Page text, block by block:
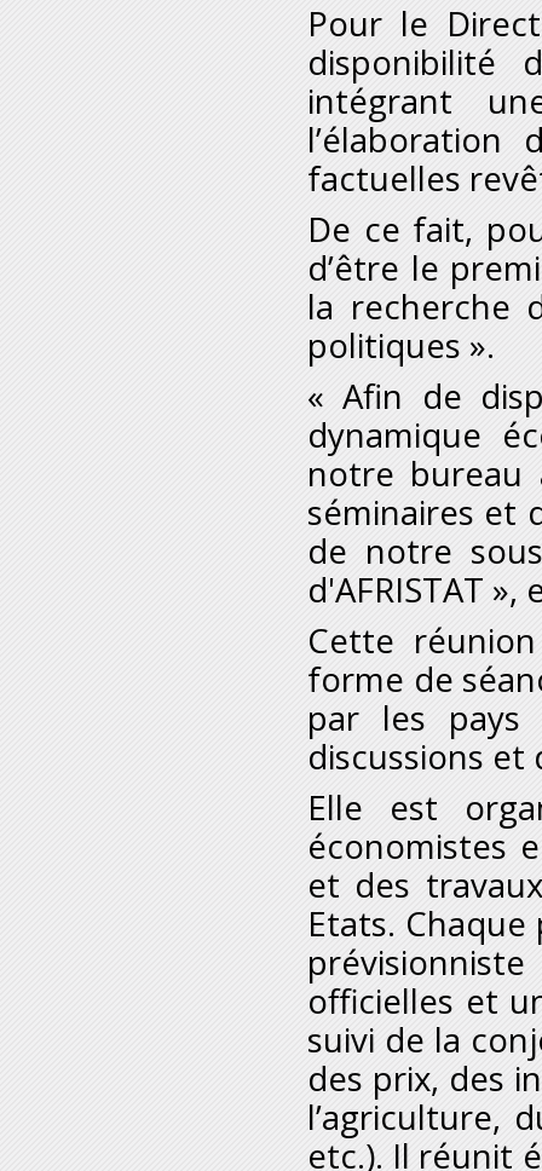
Pour le
disponibilité
intégrant
factuelles
De ce fait,
d’être le
la recherche
politiques ».
« Afin de
dynamique
notre bureau
séminaires et
de notre
d'AFRISTAT
Cette
forme de
par les pays
discussions
Elle est
économistes
et des
Etats.
officielles et
suivi de la
des prix, des
l’agriculture,
etc.). Il réunit